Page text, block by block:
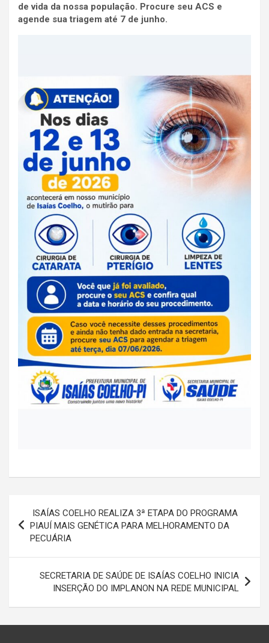
de vida da nossa população. Procure seu ACS e
agende sua triagem até 7 de junho.
Navegação
de
Post
ISAÍAS COELHO REALIZA 3ª ETAPA DO PROGRAMA
PIAUÍ MAIS GENÉTICA PARA MELHORAMENTO DA
PECUÁRIA
SECRETARIA DE SAÚDE DE ISAÍAS COELHO INICIA
INSERÇÃO DO IMPLANON NA REDE MUNICIPAL